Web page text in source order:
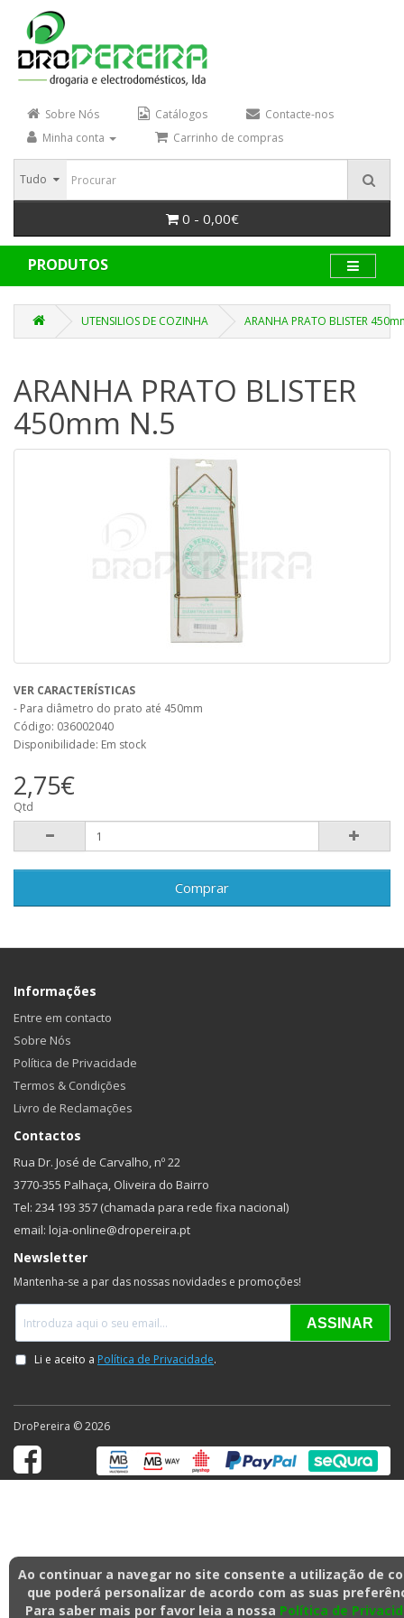
Sobre Nós Catálogos
Contacte-nos
Minha conta
Carrinho de compras
Tudo
0 - 0,00€
PRODUTOS
UTENSILIOS DE COZINHA ARANHA PRATO BLISTER
Ao continuar a navegar no site consente a utilização de
que poderá personalizar de acordo com as suas
Para saber mais por favor leia a nossa Política de
ARANHA PRATO BLISTER
450mm N.5
VER CARACTERÍSTICAS
- Para diâmetro do prato até 450mm
Código: 036002040
Disponibilidade: Em stock
2,75€
Qtd
Comprar
Informações
Entre em contacto
Sobre Nós
Política de Privacidade
Termos & Condições
Livro de Reclamações
Contactos
Rua Dr. José de Carvalho, nº 22
3770-355 Palhaça, Oliveira do Bairro
Tel: 234 193 357 (chamada para rede fixa nacional)
email: loja-online@dropereira.pt
Newsletter
Mantenha-se a par das nossas novidades e promoções!
DroPereira © 2026